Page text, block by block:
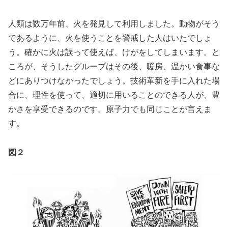
人類は数万年前、火を発見して利用しました。動物がそう
であるように、火を使うことを警戒した人はいたでしょ
う。確かに火は誤って使えば、けがをしてしまいます。と
ころが、そうしたグループはその後、暖房、温かい食事な
どにありつけなかったでしょう。技術革新を手に入れた場
合に、理性を使って、適切に用いることのできる人が、豊
かさを享受できるのです。原子力でも同じことが言えま
す。
図２